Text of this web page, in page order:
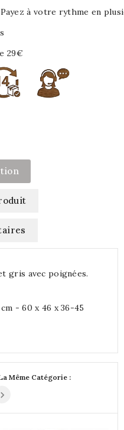
à votre rythme en
29€
gris avec poignées.
- 60 x 46 x 36-45
Même Catégorie :